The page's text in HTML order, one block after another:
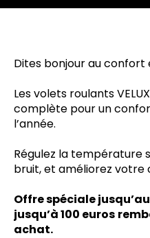
Dites bonjour au confort
Les volets roulants VELUX
complète pour un
l’année.
Régulez la température
bruit, et améliorez votre
Offre spéciale
jusqu’à 100 euros
achat.